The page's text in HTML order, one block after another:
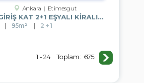
Ankara Etimesgut
YAPRACIK 9.BÖLGEDE GİRİŞ KAT 2+1 EŞYALI KİRALIK DAİRE
95m² 2 + 1
1 - 24 Toplam: 675